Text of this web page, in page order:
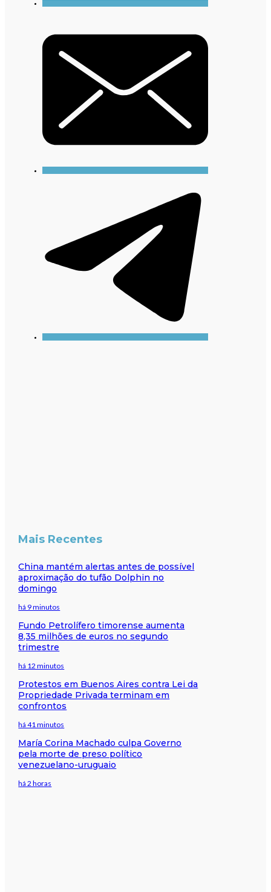
Mais Recentes
China mantém alertas antes de possível
aproximação do tufão Dolphin no
domingo
há 9 minutos
Fundo Petrolífero timorense aumenta
8,35 milhões de euros no segundo
trimestre
há 12 minutos
Protestos em Buenos Aires contra Lei da
Propriedade Privada terminam em
confrontos
há 41 minutos
María Corina Machado culpa Governo
pela morte de preso político
venezuelano-uruguaio
há 2 horas